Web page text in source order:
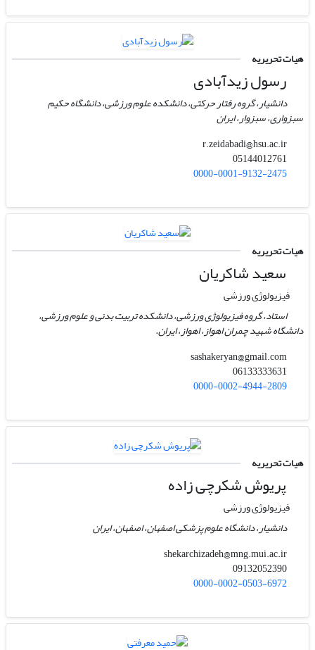
هیات تحریریه
رسول زیدآبادی
دانشیار، گروه رفتار حرکتی، دانشکده علوم ورزشی، دانشگاه حکیم
سبزواری، سبزوار، ایران
r.zeidabadi@hsu.ac.ir
0000-0001-9132-2475
هیات تحریریه
سعید شاکریان
فیزیولوژی ورزشی
استاد، گروه فیزیولوژی ورزشی، دانشکده تربیت بدنی و علوم ورزشی،
دانشگاه شهید چمران اهواز، اهواز، ایران.
sashakeryan@gmail.com
0000-0002-4944-2809
هیات تحریریه
پریوش شکرچی زاده
فیزیولوژی ورزشی
دانشیار، دانشگاه علوم پزشکی اصفهان، اصفهان، ایران
shekarchizadeh@mng.mui.ac.ir
09132052390
0000-0002-0503-6972